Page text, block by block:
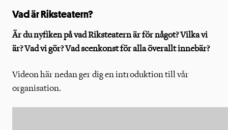
Vad är Riksteatern?
Är du nyfiken på vad Riksteatern är för något? Vilka vi
är? Vad vi gör? Vad scenkonst för alla överallt innebär?
Videon här nedan ger dig en introduktion till vår
organisation.